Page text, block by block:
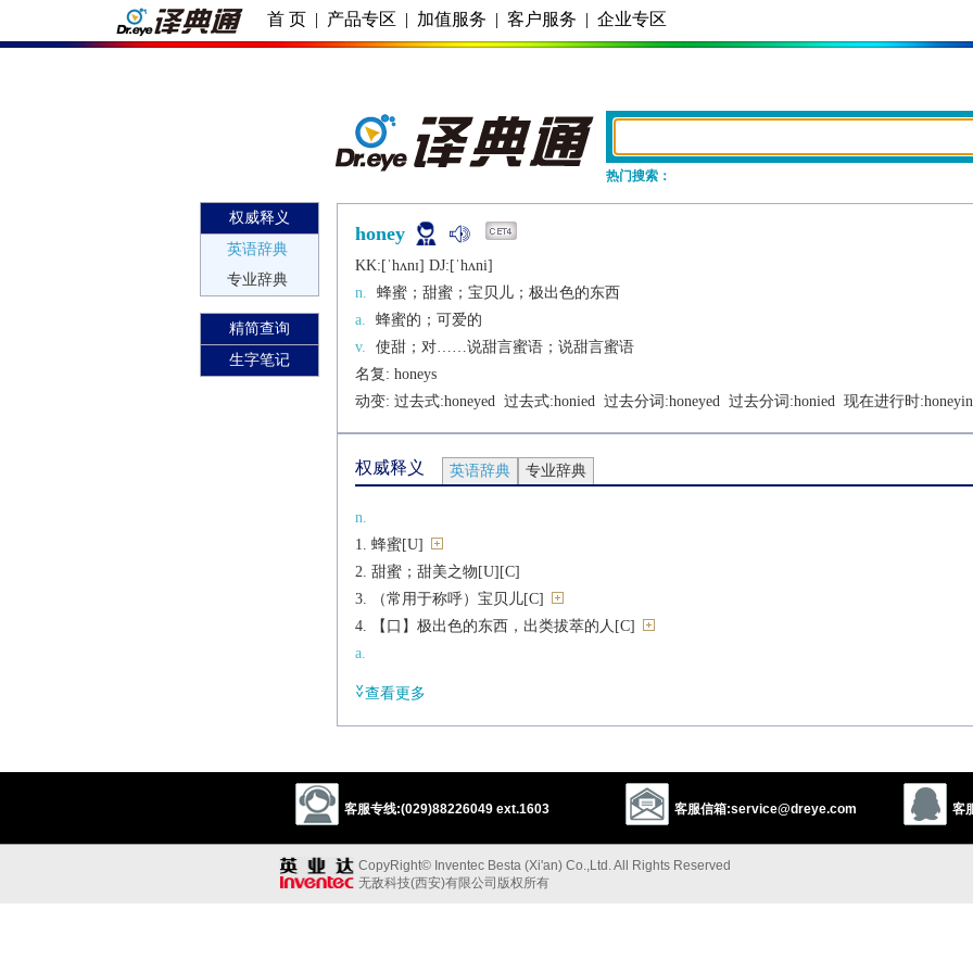
首 页 | 产品专区 | 加值服务 | 客户服务 | 企业专区
热门搜索：
权威释义
英语辞典
专业辞典
精简查询
生字笔记
honey
KK:[ˈhʌnɪ] DJ:[ˈhʌni]
n.
蜂蜜；甜蜜；宝贝儿；极出色的东西
a.
蜂蜜的；可爱的
v.
使甜；对……说甜言蜜语；说甜言蜜语
名复: honeys
动变: 过去式:honeyed 过去式:honied 过去分词:honeyed 过去分词:honied 现在进行时:
权威释义 英语辞典 专业辞典
n.
蜂蜜[U]
甜蜜；甜美之物[U][C]
（常用于称呼）宝贝儿[C]
【口】极出色的东西，出类拔萃的人[C]
a.
vi.
说甜言蜜语，奉承
辨析
查看更多
客服专线:(029)88226049 ext.1603 客服信箱:service@dreye.com 客
CopyRight© Inventec Besta (Xi'an) Co.,Ltd. All Rights Reserved
无敌科技(西安)有限公司版权所有